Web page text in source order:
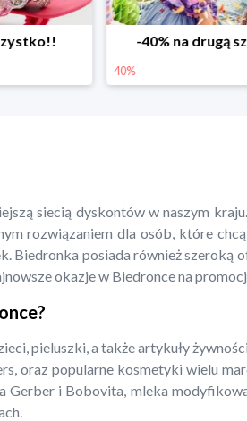
-40% na drugą
40%
siecią dyskontów w naszym
rozwiązaniem dla osób, które
Biedronka posiada również szeroką
okazje w Biedronce na
pieluszki, a także artykuły
oraz popularne kosmetyki wielu
Gerber i Bobovita, mleka